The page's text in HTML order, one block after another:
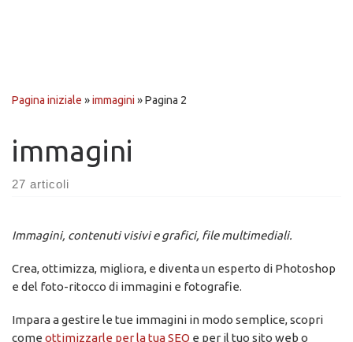
Pagina iniziale »immagini »Pagina 2
immagini
27 articoli
Immagini, contenuti visivi e grafici, file multimediali.
Crea, ottimizza, migliora, e diventa un esperto di Photoshop
e del foto-ritocco di immagini e fotografie.
Impara a gestire le tue immagini in modo semplice, scopri
come ottimizzarle per la tua SEO e per il tuo sito web o